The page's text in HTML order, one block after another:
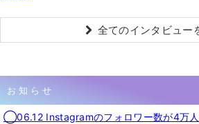
全てのインタビュー
お知らせ
◯06.12 Instagramのフォロワー数が4万人